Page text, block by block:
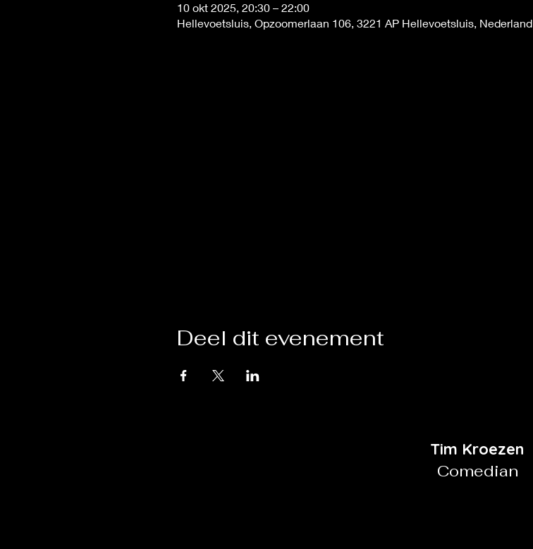
10 okt 2025, 20:30 – 22:00
Hellevoetsluis, Opzoomerlaan 106, 3221 AP Hellevoetsluis, Nederland
Deel dit evenement
Tim Kroezen
Comedian